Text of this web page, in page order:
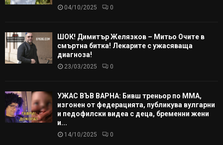
04/10/2025 0
ШОК! Димитър Желязков – Митьо Очите в
смъртна битка! Лекарите с ужасяваща
диагноза!
23/03/2025 0
УЖАС ВЪВ ВАРНА: Бивш треньор по ММА,
изгонен от федерацията, публикува вулгарни
и педофилски видеа с деца, бременни жени
и...
14/10/2025 0